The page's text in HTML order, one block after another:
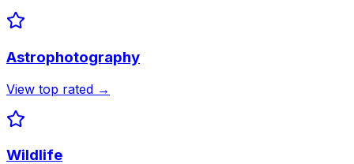
Astrophotography
View top rated →
Wildlife